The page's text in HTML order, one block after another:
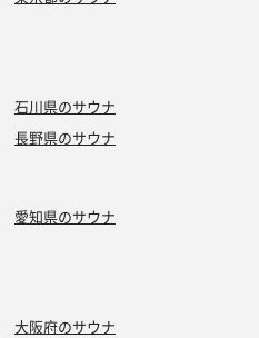
石川県のサウナ
長野県のサウナ
愛知県のサウナ
大阪府のサウナ